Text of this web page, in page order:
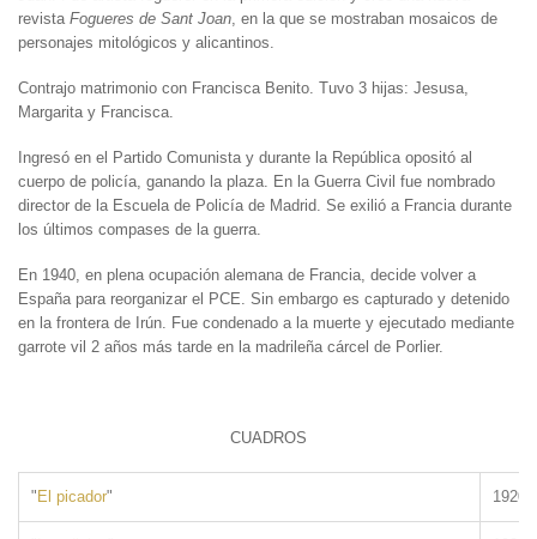
revista Fogueres de Sant Joan , en la que se mostraban mosaicos de
personajes mitológicos y alicantinos.
Contrajo matrimonio con Francisca Benito. Tuvo 3 hijas: Jesusa,
Margarita y Francisca.
Ingresó en el Partido Comunista y durante la República opositó al
cuerpo de policía, ganando la plaza. En la Guerra Civil fue nombrado
director de la Escuela de Policía de Madrid. Se exilió a Francia durante
los últimos compases de la guerra.
En 1940, en plena ocupación alemana de Francia, decide volver a
España para reorganizar el PCE. Sin embargo es capturado y detenido
en la frontera de Irún. Fue condenado a la muerte y ejecutado mediante
garrote vil 2 años más tarde en la madrileña cárcel de Porlier.
CUADROS
"El picador" 1920